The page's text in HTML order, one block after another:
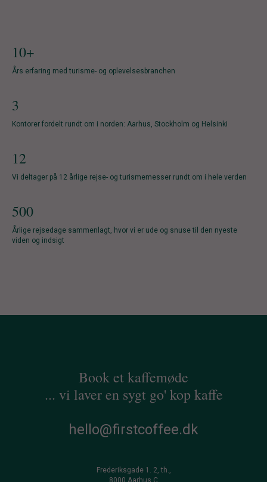
10+
Års erfaring med turisme- og oplevelsesbranchen
3
Kontorer fordelt rundt om i norden: Aarhus, Stockholm og Helsinki
12
Vi deltager på 12 årlige rejse- og turismemesser rundt om i hele verden
500
Årlige rejsedage sammenlagt, hvor vi er ude og snuse til den nyeste
viden og indsigt
Book et kaffemøde
... vi laver en sygt go' kop kaffe
hello@firstcoffee.dk
Frederiksgade 1. 2, th.,